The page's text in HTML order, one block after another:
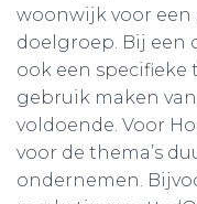
woonwijk voor
doelgroep. Bij een
ook een
gebruik maken
voldoende. Voor
voor de thema’s
ondernemen.